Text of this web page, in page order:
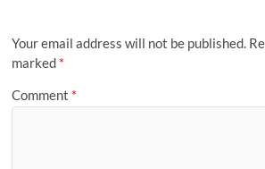
Your email address will not be published.
marked *
Comment *